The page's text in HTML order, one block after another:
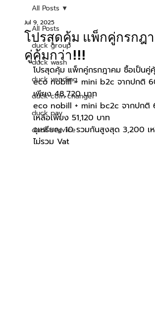
All Posts
duck group
duck wash
duck vending
duck coin changer
duck pay
duck service
All Posts
โปรสุดคุ้ม แพ็กคู่กรกฎ
คู่คุ้มกว่า!!!
Jul 9, 2025
โปรสุดคุ้ม แพ็กคู่กรกฎาคม ซื้อเป็นคู่คุ้
eco nobill + mini b2c จากปกติ
เพียง 48,720 บาท
eco nobill + mini bc2c จากปกติ
เหลือเพียง 51,120 บาท
จุเหรียญ 10 รวมกันสูงสุด 3,200 เ
ไม่รวม Vat